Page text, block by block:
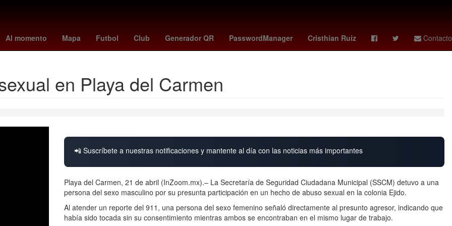
Al momento Mapa Futbol Club Generador QR PasswordManager Cristhian Ruiz Contacto
Banderilla vasco da gama - medellín Semana Santa Dólar estadounidense 27 de marzo Argentina Brasil
en Playa del Carmen
📲 Suscríbete a nuestras notificaciones y mantente al día con las noticias más importantes
Playa del Carmen, 21 de abril (InZoom.mx).– La Secretaría de Seguridad Ciudadana Municipal (SSCM) detuvo a una
persona del sexo masculino por su presunta participación en un hecho de abuso sexual en la colonia Ejido.
Al atender un reporte del 911, una persona del sexo femenino señaló directamente al presunto agresor, indicando que
había sido tocada sin su consentimiento mientras ambos se encontraban en el mismo lugar de trabajo.